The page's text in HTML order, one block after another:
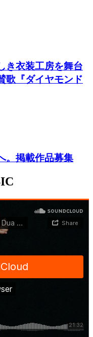
き衣装工房を舞台
歌『ダイヤモンド
。掲載作品募集